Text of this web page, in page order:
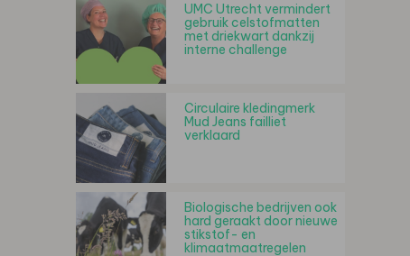
UMC Utrecht vermindert
gebruik celstofmatten
met driekwart dankzij
interne challenge
Circulaire kledingmerk
Mud Jeans failliet
verklaard
Biologische bedrijven ook
hard geraakt door nieuwe
stikstof- en
klimaatmaatregelen